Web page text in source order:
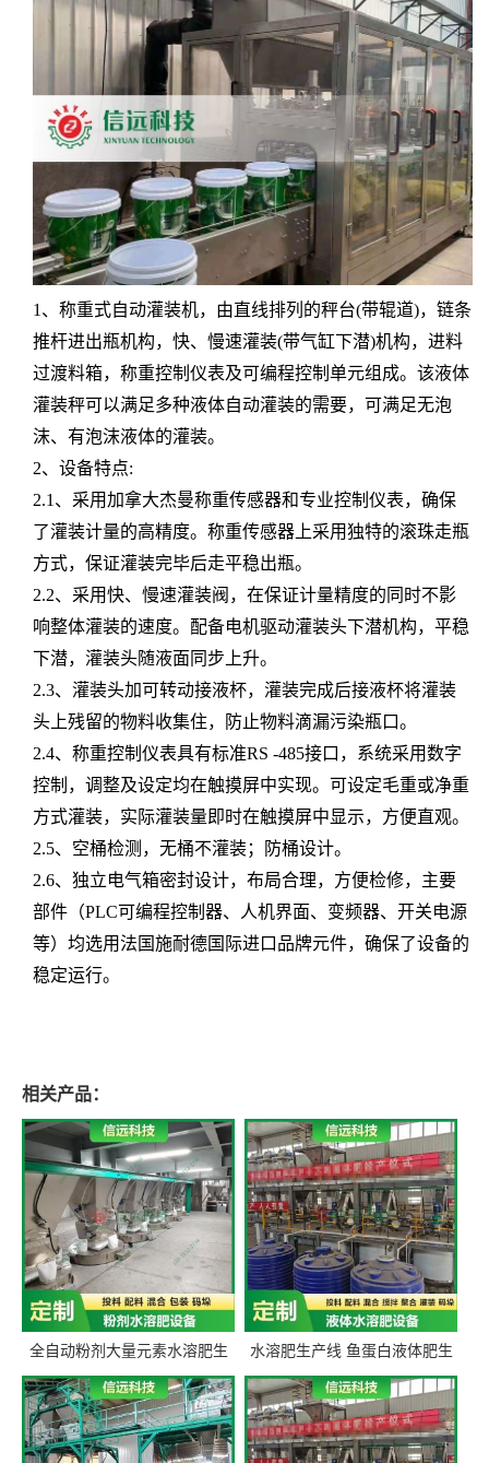
1、称重式自动灌装机，由直线排列的秤台(带辊道)，链条
推杆进出瓶机构，快、慢速灌装(带气缸下潜)机构，进料
过渡料箱，称重控制仪表及可编程控制单元组成。该液体
灌装秤可以满足多种液体自动灌装的需要，可满足无泡
沫、有泡沫液体的灌装。
2、设备特点:
2.1、采用加拿大杰曼称重传感器和专业控制仪表，确保
了灌装计量的高精度。称重传感器上采用独特的滚珠走瓶
方式，保证灌装完毕后走平稳出瓶。
2.2、采用快、慢速灌装阀，在保证计量精度的同时不影
响整体灌装的速度。配备电机驱动灌装头下潜机构，平稳
下潜，灌装头随液面同步上升。
2.3、灌装头加可转动接液杯，灌装完成后接液杯将灌装
头上残留的物料收集住，防止物料滴漏污染瓶口。
2.4、称重控制仪表具有标准RS -485接口，系统采用数字
控制，调整及设定均在触摸屏中实现。可设定毛重或净重
方式灌装，实际灌装量即时在触摸屏中显示，方便直观。
2.5、空桶检测，无桶不灌装；防桶设计。
2.6、独立电气箱密封设计，布局合理，方便检修，主要
部件（PLC可编程控制器、人机界面、变频器、开关电源
等）均选用法国施耐德国际进口品牌元件，确保了设备的
稳定运行。
相关产品：
全自动粉剂大量元素水溶肥生
产设备 信远科技肥料生产设备
源头厂家
水溶肥生产线 鱼蛋白液体肥生
产设备 氨基酸液态肥全套设备